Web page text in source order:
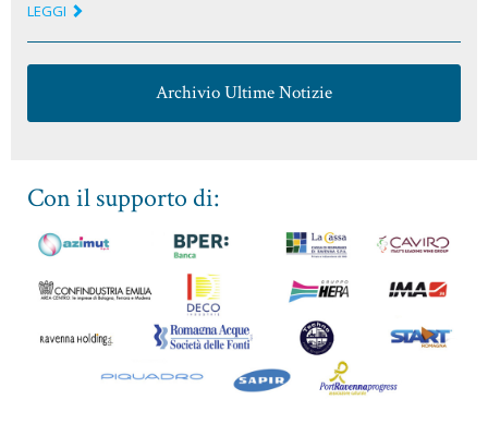
LEGGI
Archivio Ultime Notizie
Con il supporto di: